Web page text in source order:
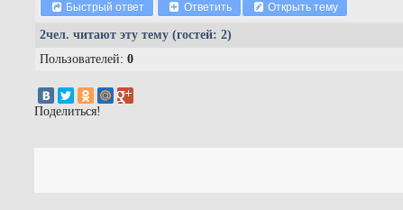
Быстрый ответ Ответить Открыть тему
2чел. читают эту тему (гостей: 2)
Пользователей: 0
Поделиться!